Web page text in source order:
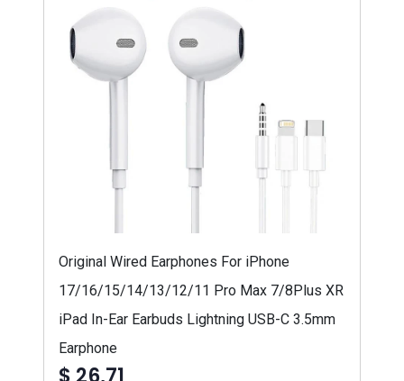
Original Wired Earphones For iPhone
17/16/15/14/13/12/11 Pro Max 7/8Plus XR
iPad In-Ear Earbuds Lightning USB-C 3.5mm
Earphone